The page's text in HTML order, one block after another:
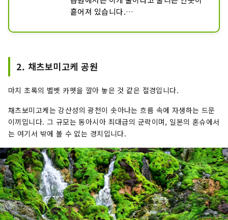
흩어져 있습니다.
봄에는 신록, 가을에는 단풍을 볼 수 있으
되어 있습니다.
2. 채츠보미고케 공원
마치 초록의 벨벳 카펫을 깔아 놓은 것 같은 절경입니다.
채츠보미고케는 강산성의 광천이 솟아나는 흐름 속에 자생하는 드문
이끼입니다. 그 규모는 동아시아 최대급의 군락이며, 일본의 혼슈에서
는 여기서 밖에 볼 수 없는 경치입니다.